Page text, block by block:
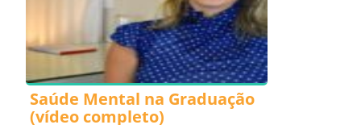
Saúde Mental na Graduação
(vídeo completo)